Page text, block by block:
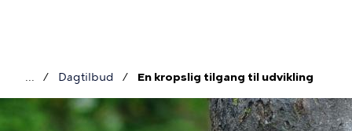
Brødkrumme
Dagtilbud En kropslig tilgang til udvikling